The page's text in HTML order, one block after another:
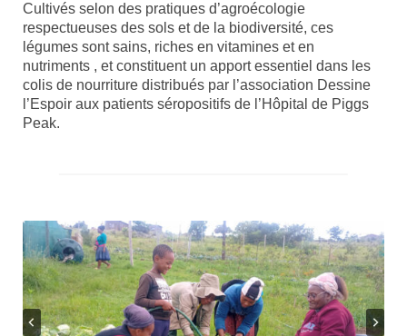
Cultivés selon des pratiques d’agroécologie
respectueuses des sols et de la biodiversité, ces
légumes sont sains, riches en vitamines et en
nutriments , et constituent un apport essentiel dans les
colis de nourriture distribués par l’association Dessine
l’Espoir aux patients séropositifs de l’Hôpital de Piggs
Peak.